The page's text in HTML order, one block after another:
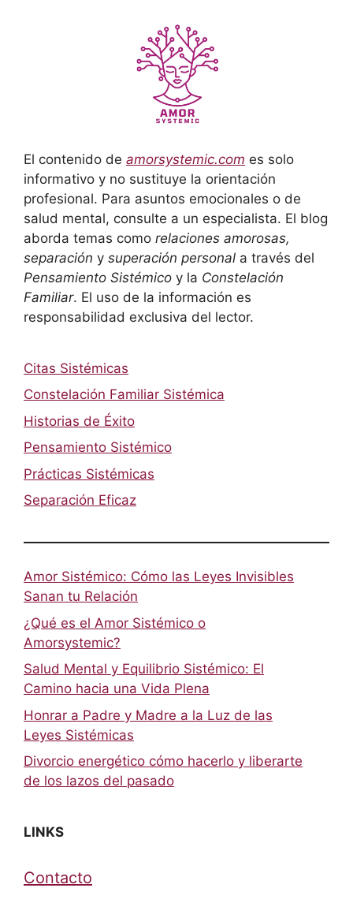
El contenido de amorsystemic.com es solo
informativo y no sustituye la orientación
profesional. Para asuntos emocionales o de
salud mental, consulte a un especialista. El blog
aborda temas como relaciones amorosas,
separación y superación personal a través del
Pensamiento Sistémico y la Constelación
Familiar. El uso de la información es
responsabilidad exclusiva del lector.
Citas Sistémicas
Constelación Familiar Sistémica
Historias de Éxito
Pensamiento Sistémico
Prácticas Sistémicas
Separación Eficaz
Amor Sistémico: Cómo las Leyes Invisibles
Sanan tu Relación
¿Qué es el Amor Sistémico o
Amorsystemic?
Salud Mental y Equilibrio Sistémico: El
Camino hacia una Vida Plena
Honrar a Padre y Madre a la Luz de las
Leyes Sistémicas
Divorcio energético cómo hacerlo y liberarte
de los lazos del pasado
LINKS
Contacto